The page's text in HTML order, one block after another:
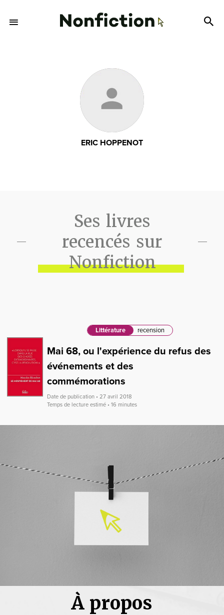
ERIC HOPPENOT
Ses livres
recencés sur
Nonfiction
Littérature recension
Mai 68, ou l'expérience du refus des
événements et des
commémorations
Date de publication • 27 avril 2018
Temps de lecture estimé • 16 minutes
À propos